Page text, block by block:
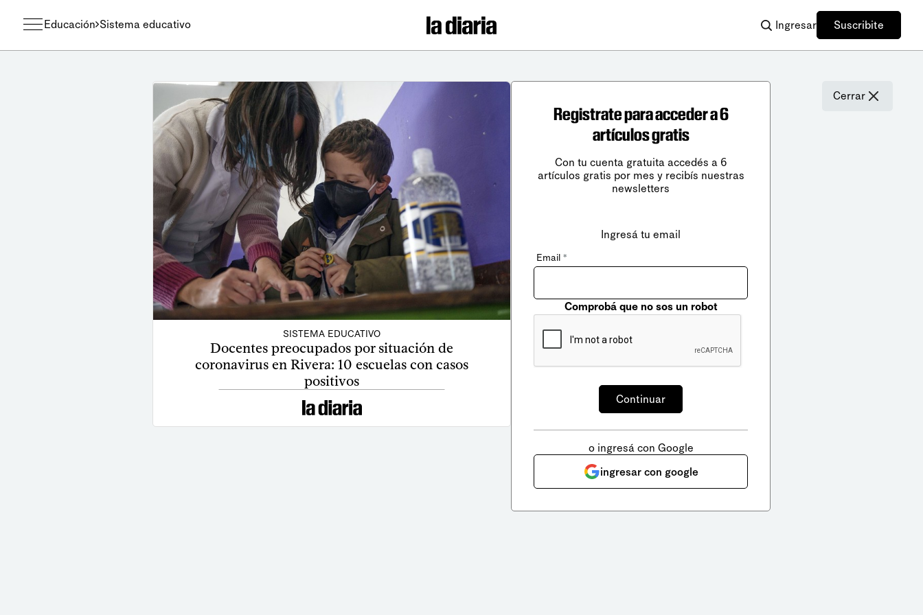
Educación Sistema educativo Ingresar Suscribite
SISTEMA EDUCATIVO
Docentes preocupados por situación de
coronavirus en Rivera: 10 escuelas con casos
positivos
Cerrar
Registrate para acceder a 6
artículos gratis
Con tu cuenta gratuita accedés a 6
artículos gratis por mes y recibís nuestras
newsletters
Ingresá tu email
Email *
Comprobá que no sos un robot
o ingresá con Google
ingresar con google